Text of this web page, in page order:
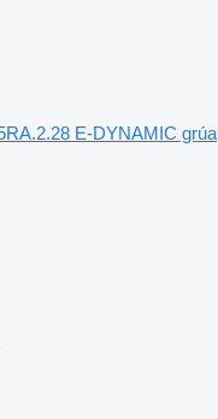
E-DYNAMIC grúa